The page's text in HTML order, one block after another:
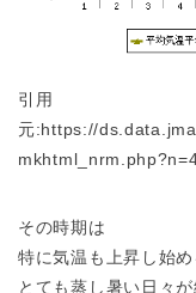
引用
元:https://
その時期は
特に気温も上昇し始め
とても蒸し暑い日々が